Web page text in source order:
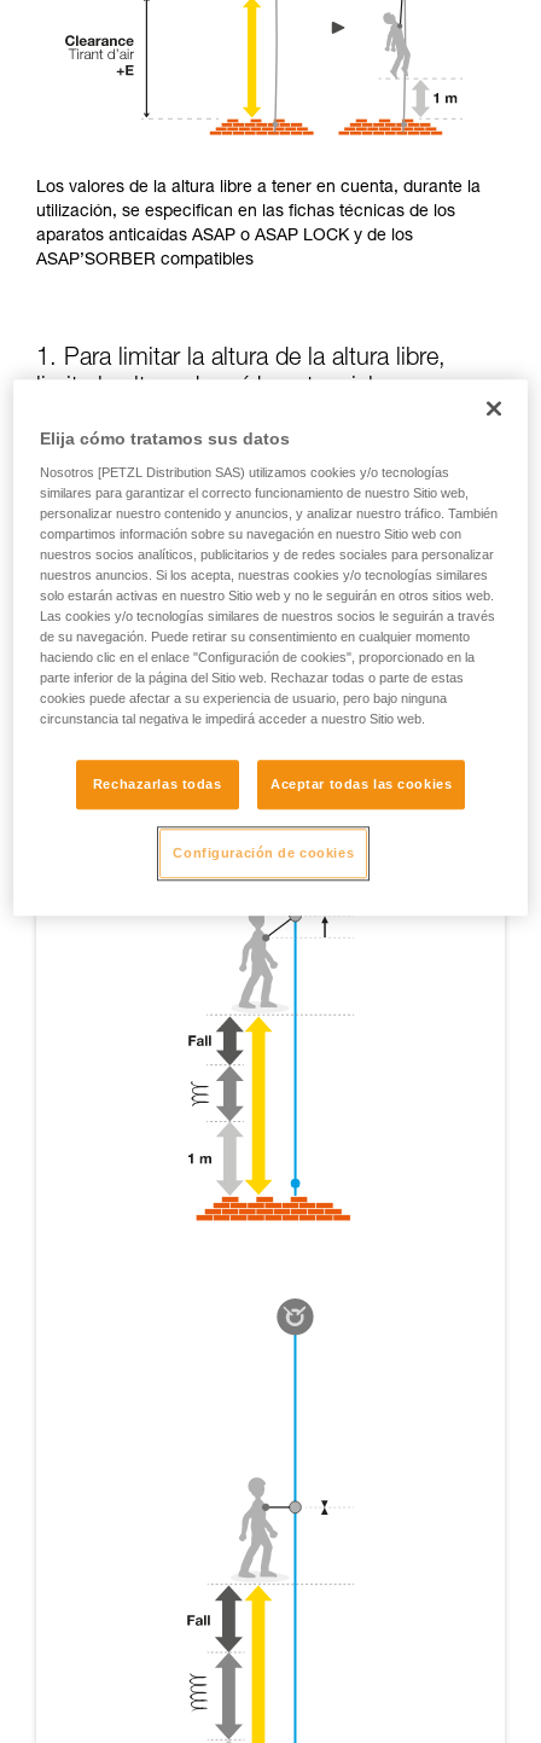
Los valores de la altura libre a tener en cuenta, durante la
utilización, se especifican en las fichas técnicas de los
aparatos anticaídas ASAP o ASAP LOCK y de los
ASAP’SORBER compatibles
1. Para limitar la altura de la altura libre,
La posición del ASAP o del ASAP LOCK, en relación al
usuario, influye en la altura de caída y, así, en la longitud de
desgarro del absorbedor de energía: estos dos elementos
aumentan la altura libre.
Mantenga siempre que sea posible el ASAP o el ASAP LOCK
por encima del punto de enganche del arnés.
Elija cómo tratamos sus datos
Nosotros [PETZL Distribution SAS) utilizamos cookies y/o tecnologías
similares para garantizar el correcto funcionamiento de nuestro Sitio web,
personalizar nuestro contenido y anuncios, y analizar nuestro tráfico. También
compartimos información sobre su navegación en nuestro Sitio web con
nuestros socios analíticos, publicitarios y de redes sociales para personalizar
nuestros anuncios. Si los acepta, nuestras cookies y/o tecnologías similares
solo estarán activas en nuestro Sitio web y no le seguirán en otros sitios web.
Las cookies y/o tecnologías similares de nuestros socios le seguirán a través
de su navegación. Puede retirar su consentimiento en cualquier momento
haciendo clic en el enlace "Configuración de cookies", proporcionado en la
parte inferior de la página del Sitio web. Rechazar todas o parte de estas
cookies puede afectar a su experiencia de usuario, pero bajo ninguna
circunstancia tal negativa le impedirá acceder a nuestro Sitio web.
Rechazarlas todas Aceptar todas las cookies
Configuración de cookies